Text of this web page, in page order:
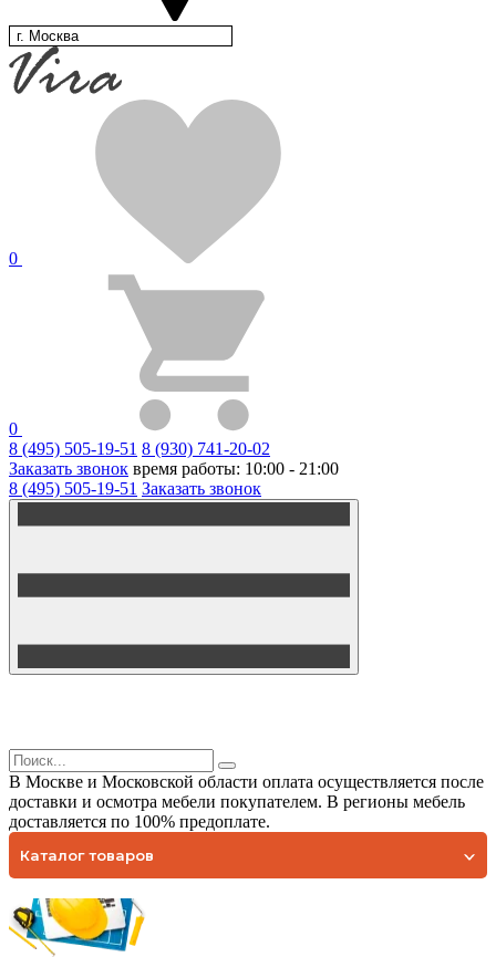
г. Москва
0
0
8 (495) 505-19-51 8 (930) 741-20-02
Заказать звонок время работы: 10:00 - 21:00
8 (495) 505-19-51 Заказать звонок
В Москве и Московской области оплата осуществляется после
доставки и осмотра мебели покупателем. В регионы мебель
доставляется по 100% предоплате.
Каталог товаров